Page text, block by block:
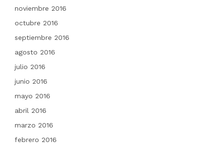
noviembre 2016
octubre 2016
septiembre 2016
agosto 2016
julio 2016
junio 2016
mayo 2016
abril 2016
marzo 2016
febrero 2016